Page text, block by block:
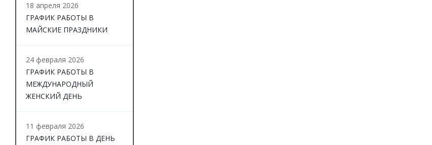
18 апреля 2026
ГРАФИК РАБОТЫ В
МАЙСКИЕ ПРАЗДНИКИ
24 февраля 2026
ГРАФИК РАБОТЫ В
МЕЖДУНАРОДНЫЙ
ЖЕНСКИЙ ДЕНЬ
11 февраля 2026
ГРАФИК РАБОТЫ В ДЕНЬ